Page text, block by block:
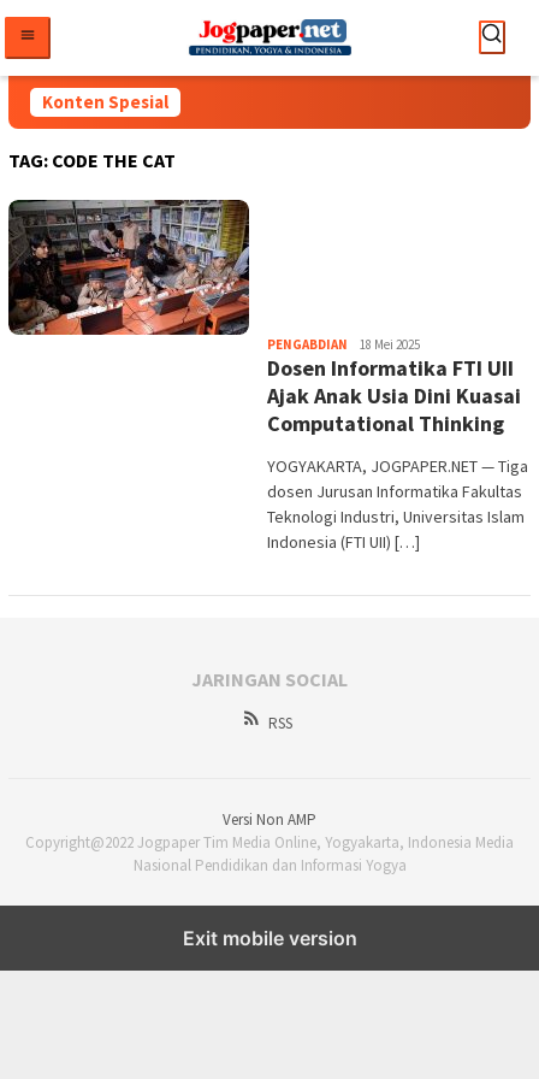
konten
Konten Spesial
TAG: CODE THE CAT
PENGABDIAN Heri
Purwata
18 Mei 2025
Dosen Informatika FTI UII
Ajak Anak Usia Dini Kuasai
Computational Thinking
YOGYAKARTA, JOGPAPER.NET — Tiga
dosen Jurusan Informatika Fakultas
Teknologi Industri, Universitas Islam
Indonesia (FTI UII) […]
JARINGAN SOCIAL
RSS
Versi Non AMP
Copyright@2022 Jogpaper Tim Media Online, Yogyakarta, Indonesia Media
Nasional Pendidikan dan Informasi Yogya
Exit mobile version